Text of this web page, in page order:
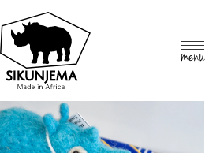
MEN